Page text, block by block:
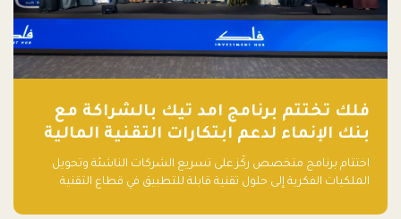
فلك تختتم برنامج امد تيك بالشراكة مع
بنك الإنماء لدعم ابتكارات التقنية المالية
اختتام برنامج متخصص ركّز على تسريع الشركات الناشئة وتحويل
الملكيات الفكرية إلى حلول تقنية قابلة للتطبيق في قطاع التقنية